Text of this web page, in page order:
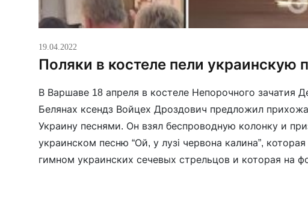
19.04.2022
Поляки в костеле пели украинскую
В Варшаве 18 апреля в костеле Непорочного зачатия
Белянах ксендз Войцех Дроздович предложил
Украину песнями. Он взял беспроводную колонку и
украинском песню “Ой, у лузі червона калина”, которая
гимном украинских сечевых стрельцов и которая на